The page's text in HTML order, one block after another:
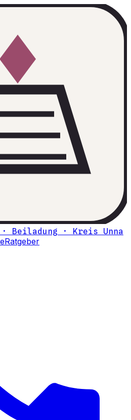
· Beiladung · Kreis Unna
Ratgeber